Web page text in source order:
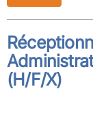
(H/F/X)